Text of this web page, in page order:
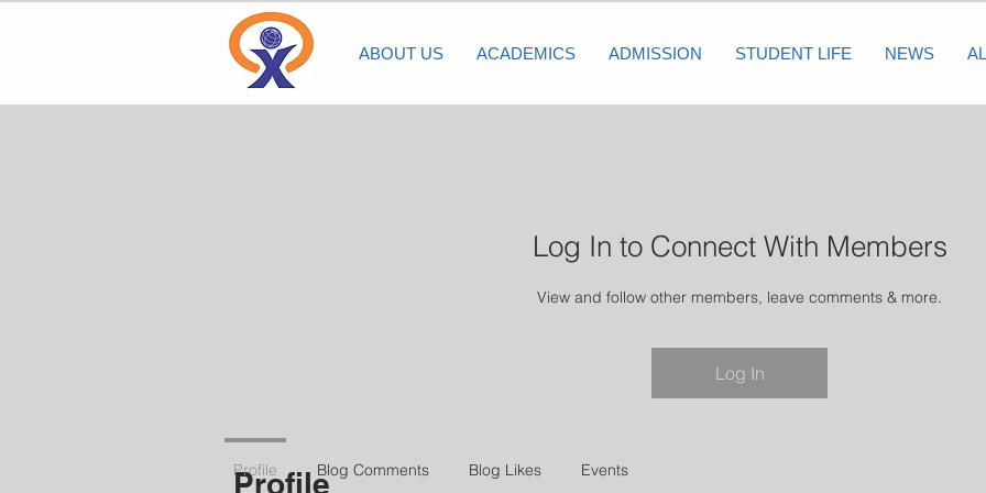
ABOUT US ACADEMICS ADMISSION STUDENT LIFE NEWS
Profile
Log In to Connect With Members
View and follow other members, leave comments & more.
Log In
Profile Blog Comments Blog Likes Events